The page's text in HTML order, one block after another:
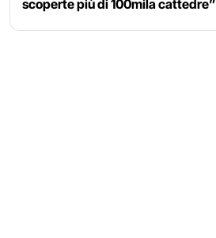
scoperte più di 100mila cattedre”